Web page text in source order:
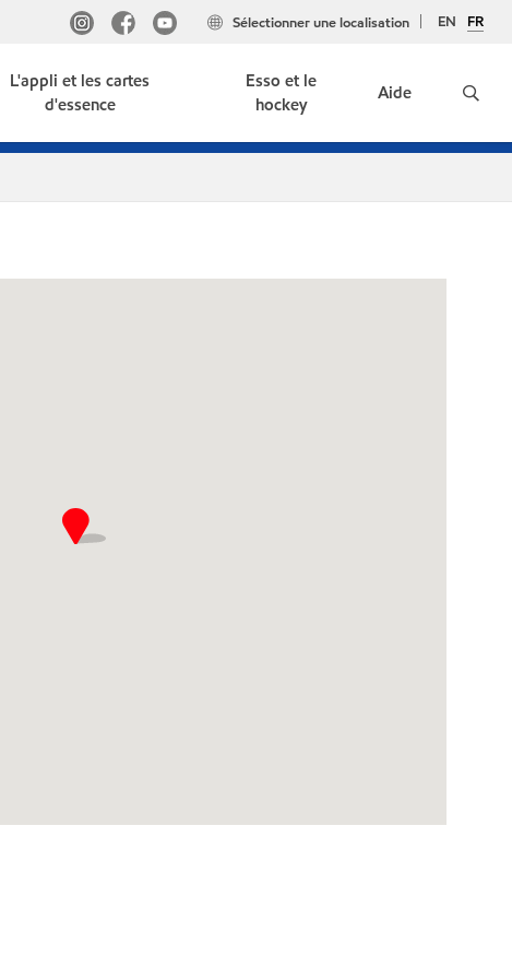
EN FR
Sélectionner une localisation
L'appli et les cartes
d'essence
Esso et le
hockey
Aide